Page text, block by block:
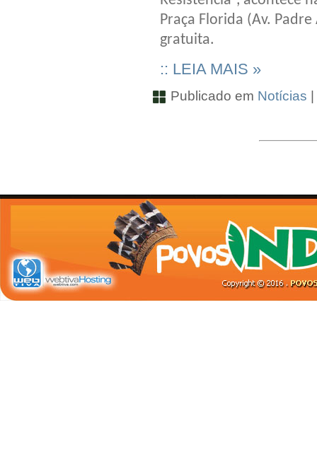
Praça Florida (Av.
gratuita.
:: LEIA MAIS »
Publicado em Notícias |